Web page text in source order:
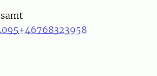
+46768323958